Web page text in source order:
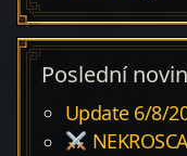
Poslední
Update 6/8/